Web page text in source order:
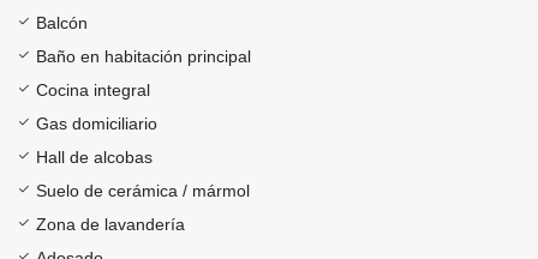
Balcón
Baño en habitación principal
Cocina integral
Gas domiciliario
Hall de alcobas
Suelo de cerámica / mármol
Zona de lavandería